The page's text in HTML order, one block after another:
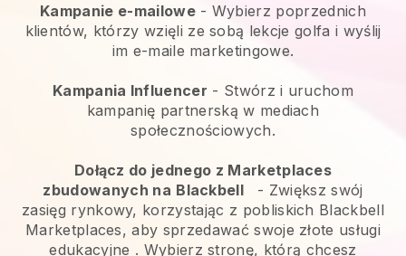
Kampanie e-mailowe- Wybierz poprzednich
klientów, którzy wzięli ze sobą lekcje golfa i wyślij
im e-maile marketingowe.
Kampania Influencer - Stwórz i uruchom
kampanię partnerską w mediach
społecznościowych.
Dołącz do jednego z Marketplaces
zbudowanych na Blackbell - Zwiększ swój
zasięg rynkowy, korzystając z pobliskich Blackbell
Marketplaces, aby sprzedawać swoje złote usługi
edukacyjne . Wybierz stronę, którą chcesz